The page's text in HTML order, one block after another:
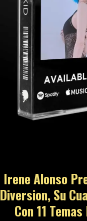
Irene Alonso
Diversion, Su
Con 11